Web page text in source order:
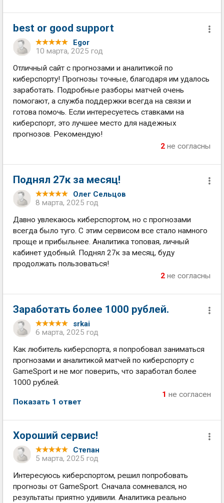
best or good support
Egor
10 марта, 2025 год
Отличный сайт с прогнозами и аналитикой по
киберспорту! Прогнозы точные, благодаря им удалось
заработать. Подробные разборы матчей очень
помогают, а служба поддержки всегда на связи и
готова помочь. Если интересуетесь ставками на
киберспорт, это лучшее место для надежных
прогнозов. Рекомендую!
2 не согласны
Поднял 27к за месяц!
Олег Сельцов
8 марта, 2025 год
Давно увлекаюсь киберспортом, но с прогнозами
всегда было туго. С этим сервисом все стало намного
проще и прибыльнее. Аналитика топовая, личный
кабинет удобный. Поднял 27к за месяц, буду
продолжать пользоваться!
2 не согласны
Заработать более 1000 рублей.
srkai
6 марта, 2025 год
Как любитель киберспорта, я попробовал заниматься
прогнозами и аналитикой матчей по киберспорту с
GameSport и не мог поверить, что заработал более
1000 рублей.
1 не согласен
Показать 1 ответ
Хороший сервис!
Степан
5 марта, 2025 год
Интересуюсь киберспортом, решил попробовать
прогнозы от GameSport. Сначала сомневался, но
результаты приятно удивили. Аналитика реально